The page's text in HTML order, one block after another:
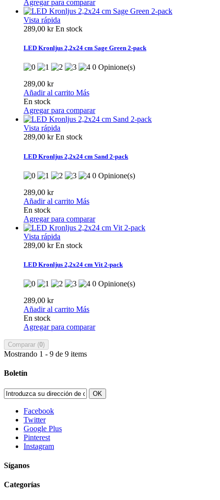
Agregar para comparar
Vista rápida
289,00 krEn stock
LED Kronljus 2,2x24 cm Sage Green 2-pack
0 Opinione(s)
289,00 kr
Añadir al carrito Más
En stock
Agregar para comparar
Vista rápida
289,00 krEn stock
LED Kronljus 2,2x24 cm Sand 2-pack
0 Opinione(s)
289,00 kr
Añadir al carrito Más
En stock
Agregar para comparar
Vista rápida
289,00 krEn stock
LED Kronljus 2,2x24 cm Vit 2-pack
0 Opinione(s)
289,00 kr
Añadir al carrito Más
En stock
Agregar para comparar
Comparar (0)
Mostrando 1 - 9 de 9 items
Boletín
OK
Facebook
Twitter
Google Plus
Pinterest
Instagram
Síganos
Categorías